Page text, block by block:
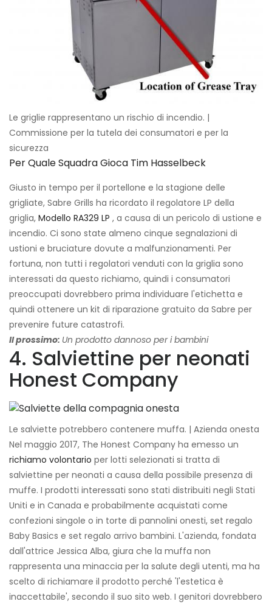
Le griglie rappresentano un rischio di incendio. |
Commissione per la tutela dei consumatori e per la
sicurezza
Per Quale Squadra Gioca Tim Hasselbeck
Giusto in tempo per il portellone e la stagione delle
grigliate, Sabre Grills ha ricordato il regolatore LP della
griglia, Modello RA329 LP , a causa di un pericolo di ustione e
incendio. Ci sono state almeno cinque segnalazioni di
ustioni e bruciature dovute a malfunzionamenti. Per
fortuna, non tutti i regolatori venduti con la griglia sono
interessati da questo richiamo, quindi i consumatori
preoccupati dovrebbero prima individuare l'etichetta e
quindi ottenere un kit di riparazione gratuito da Sabre per
prevenire future catastrofi.
Il prossimo: Un prodotto dannoso per i bambini
4. Salviettine per neonati
Honest Company
Le salviette potrebbero contenere muffa. | Azienda onesta
Nel maggio 2017, The Honest Company ha emesso un
richiamo volontario per lotti selezionati si tratta di
salviettine per neonati a causa della possibile presenza di
muffe. I prodotti interessati sono stati distribuiti negli Stati
Uniti e in Canada e probabilmente acquistati come
confezioni singole o in torte di pannolini onesti, set regalo
Baby Basics e set regalo arrivo bambini. L'azienda, fondata
dall'attrice Jessica Alba, giura che la muffa non
rappresenta una minaccia per la salute degli utenti, ma ha
scelto di richiamare il prodotto perché 'l'estetica è
inaccettabile', secondo il suo sito web. I genitori dovrebbero